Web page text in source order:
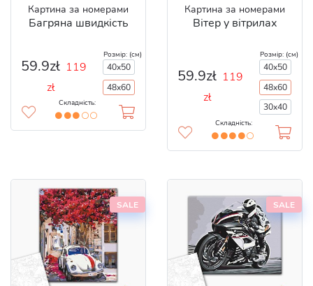
Картина за номерами
Багряна швидкість
59.9zł 119
zł
Розмір: (см)
40x50
48x60
Складність:
Картина за номерами
Вітер у вітрилах
59.9zł 119
zł
Розмір: (см)
40x50
48x60
30x40
Складність:
SALE SALE